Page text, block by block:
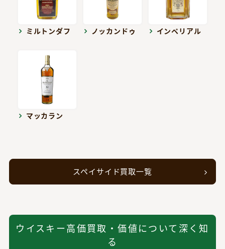
ミルトンダフ ノッカンドゥ インペリアル
マッカラン
スペイサイド買取一覧
ウイスキー高価買取・価値について深く知
る